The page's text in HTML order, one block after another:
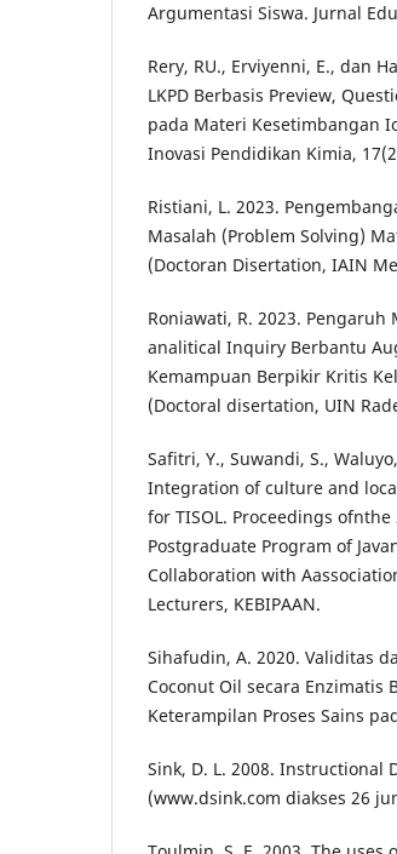
Argumentasi Siswa. Jurnal
Rery, RU., Erviyenni, E., dan
LKPD Berbasis Preview,
pada Materi Kesetimbangan
Inovasi Pendidikan Kimia,
Ristiani, L. 2023.
Masalah (Problem Solving)
(Doctoran Disertation, IAIN
Roniawati, R. 2023.
analitical Inquiry Berbantu
Kemampuan Berpikir Kritis
(Doctoral disertation, UIN
Safitri, Y., Suwandi, S.,
Integration of culture and
for TISOL. Proceedings
Postgraduate Program of
Collaboration with
Lecturers, KEBIPAAN.
Sihafudin, A. 2020. Validitas
Coconut Oil secara Enzimatis
Keterampilan Proses Sains
Sink, D. L. 2008. Instructional
(www.dsink.com diakses 26